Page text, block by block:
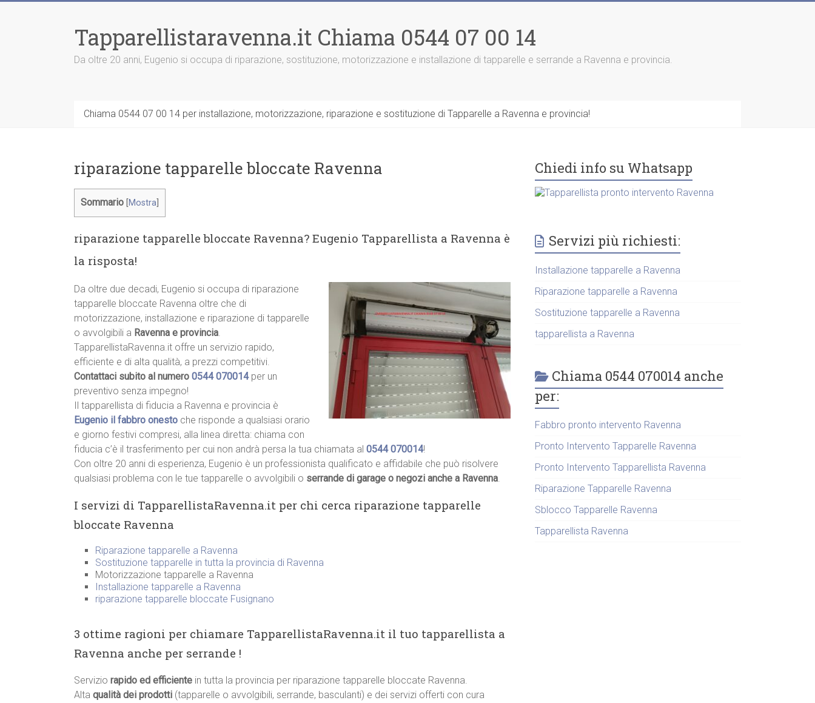
Tapparellistaravenna.it Chiama 0544 07 00 14
Da oltre 20 anni, Eugenio si occupa di riparazione, sostituzione, motorizzazione e installazione di tapparelle e serrande a Ravenna e provincia.
Chiama 0544 07 00 14 per installazione, motorizzazione, riparazione e sostituzione di Tapparelle a Ravenna e provincia!
riparazione tapparelle bloccate Ravenna
Sommario Mostra
riparazione tapparelle bloccate Ravenna? Eugenio Tapparellista a Ravenna è
la risposta!
Da oltre due decadi, Eugenio si occupa di riparazione
tapparelle bloccate Ravenna oltre che di
motorizzazione, installazione e riparazione di tapparelle
o avvolgibili a Ravenna e provincia.
TapparellistaRavenna.it offre un servizio rapido,
efficiente e di alta qualità, a prezzi competitivi.
Contattaci subito al numero 0544 070014per un
preventivo senza impegno!
Il tapparellista di fiducia a Ravenna e provincia è
Eugenio il fabbro onesto che risponde a qualsiasi orario
e giorno festivi compresi, alla linea diretta: chiama con
fiducia c’è il trasferimento per cui non andrà persa la tua chiamata al 0544 070014!
Con oltre 20 anni di esperienza, Eugenio è un professionista qualificato e affidabile che può risolvere
qualsiasi problema con le tue tapparelle o avvolgibili o serrande di garage o negozi anche a Ravenna.
I servizi di TapparellistaRavenna.it per chi cerca riparazione tapparelle
bloccate Ravenna
Riparazione tapparelle a Ravenna
Sostituzione tapparelle in tutta la provincia di Ravenna
Motorizzazione tapparelle a Ravenna
Installazione tapparelle a Ravenna
riparazione tapparelle bloccate Fusignano
3 ottime ragioni per chiamare TapparellistaRavenna.it il tuo tapparellista a
Ravenna anche per serrande !
Servizio rapido ed efficiente in tutta la provincia per riparazione tapparelle bloccate Ravenna.
Alta qualità dei prodotti (tapparelle o avvolgibili, serrande, basculanti) e dei servizi offerti con cura
Chiedi info su Whatsapp
Servizi più richiesti:
Installazione tapparelle a Ravenna
Riparazione tapparelle a Ravenna
Sostituzione tapparelle a Ravenna
tapparellista a Ravenna
Chiama 0544 070014 anche
per:
Fabbro pronto intervento Ravenna
Pronto Intervento Tapparelle Ravenna
Pronto Intervento Tapparellista Ravenna
Riparazione Tapparelle Ravenna
Sblocco Tapparelle Ravenna
Tapparellista Ravenna